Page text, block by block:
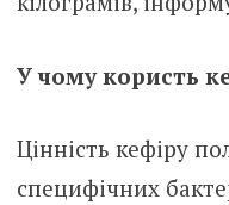
У чому користь
Цінність кефіру
специфічних